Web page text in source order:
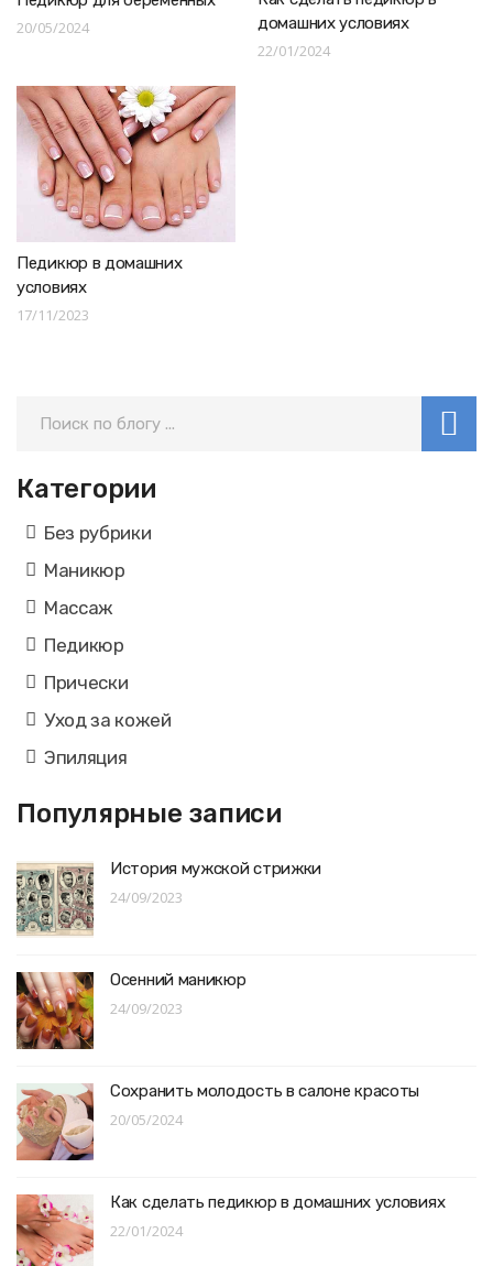
20/05/2024
домашних условиях
22/01/2024
Педикюр в домашних
условиях
17/11/2023
Категории
Без рубрики
Маникюр
Массаж
Педикюр
Прически
Уход за кожей
Эпиляция
Популярные записи
История мужской стрижки
24/09/2023
Осенний маникюр
24/09/2023
Сохранить молодость в салоне красоты
20/05/2024
Как сделать педикюр в домашних условиях
22/01/2024